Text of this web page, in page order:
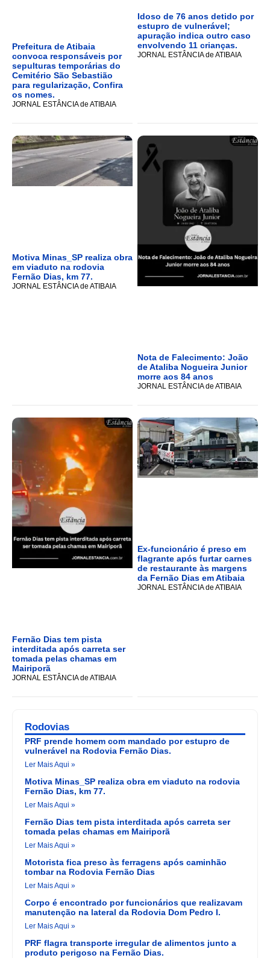
Prefeitura de Atibaia
convoca responsáveis por
sepulturas temporárias do
Cemitério São Sebastião
para regularização, Confira
os nomes.
JORNAL ESTÂNCIA de ATIBAIA
Idoso de 76 anos detido por
estupro de vulnerável;
apuração indica outro caso
envolvendo 11 crianças.
JORNAL ESTÂNCIA de ATIBAIA
Motiva Minas_SP realiza obra
em viaduto na rodovia
Fernão Dias, km 77.
JORNAL ESTÂNCIA de ATIBAIA
Nota de Falecimento: João
de Ataliba Nogueira Junior
morre aos 84 anos
JORNAL ESTÂNCIA de ATIBAIA
Fernão Dias tem pista
interditada após carreta ser
tomada pelas chamas em
Mairiporã
JORNAL ESTÂNCIA de ATIBAIA
Ex-funcionário é preso em
flagrante após furtar carnes
de restaurante às margens
da Fernão Dias em Atibaia
JORNAL ESTÂNCIA de ATIBAIA
Rodovias
PRF prende homem com mandado por estupro de
vulnerável na Rodovia Fernão Dias.
Ler Mais Aqui »
Motiva Minas_SP realiza obra em viaduto na rodovia
Fernão Dias, km 77.
Ler Mais Aqui »
Fernão Dias tem pista interditada após carreta ser
tomada pelas chamas em Mairiporã
Ler Mais Aqui »
Motorista fica preso às ferragens após caminhão
tombar na Rodovia Fernão Dias
Ler Mais Aqui »
Corpo é encontrado por funcionários que realizavam
manutenção na lateral da Rodovia Dom Pedro I.
Ler Mais Aqui »
PRF flagra transporte irregular de alimentos junto a
produto perigoso na Fernão Dias.